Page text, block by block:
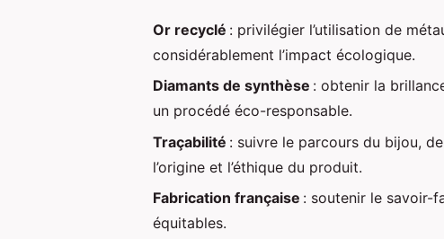
Or recyclé : privilégier l’utilisation de
considérablement l’impact écologique.
Diamants de synthèse : obtenir la
un procédé éco-responsable.
Traçabilité : suivre le parcours du bijou,
l’origine et l’éthique du produit.
Fabrication française : soutenir le savoir-
équitables.